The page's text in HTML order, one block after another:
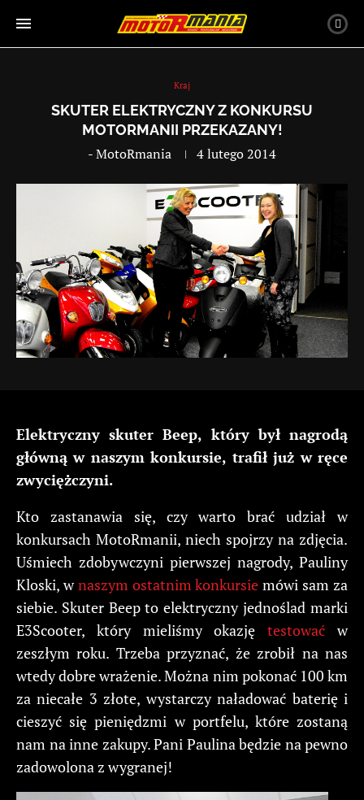
Kraj
SKUTER ELEKTRYCZNY Z KONKURSU
MOTORMANII PRZEKAZANY!
-MotoRmania 4 lutego 2014
Elektryczny skuter Beep, który był nagrodą
główną w naszym konkursie, trafił już w ręce
zwyciężczyni.
Kto zastanawia się, czy warto brać udział w
konkursach MotoRmanii, niech spojrzy na zdjęcia.
Uśmiech zdobywczyni pierwszej nagrody, Pauliny
Kloski, wnaszym ostatnim konkursie mówi sam za
siebie. Skuter Beep to elektryczny jednoślad marki
E3Scooter, który mieliśmy okazjętestować w
zeszłym roku. Trzeba przyznać, że zrobił na nas
wtedy dobre wrażenie. Można nim pokonać 100 km
za niecałe 3 złote, wystarczy naładować baterię i
cieszyć się pieniędzmi w portfelu, które zostaną
nam na inne zakupy. Pani Paulina będzie na pewno
zadowolona z wygranej!